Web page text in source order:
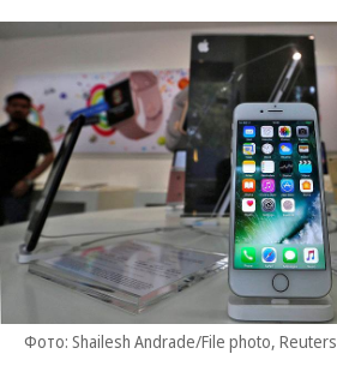
Фото: Shailesh Andrade/File photo, Reuters